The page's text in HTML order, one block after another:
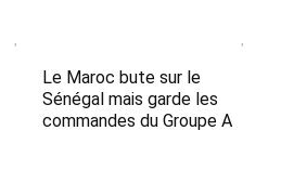
Le Maroc bute sur le
Sénégal mais garde les
commandes du Groupe A